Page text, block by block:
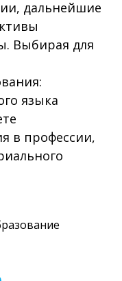
дальнейшие
Выбирая для
языка
в профессии,